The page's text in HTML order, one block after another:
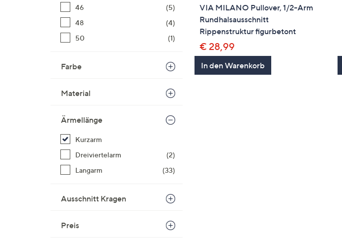
46
(5)
48
(4)
50
(1)
Farbe
Material
Ärmellänge
Kurzarm
Dreiviertelarm
(2)
Langarm
(33)
Ausschnitt Kragen
Preis
VIA MILANO Pullover, 1/2-Arm
Rundhalsausschnitt
Rippenstruktur figurbetont
€ 28,99
In den Warenkorb